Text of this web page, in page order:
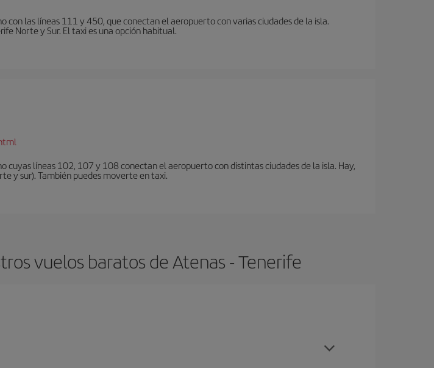
las líneas 111 y 450, que conectan el aeropuerto con varias ciudades de la isla.
Norte y Sur. El taxi es una opción habitual.
líneas 102, 107 y 108 conectan el aeropuerto con distintas ciudades de la isla. Hay,
y sur). También puedes moverte en taxi.
vuelos baratos de Atenas - Tenerife